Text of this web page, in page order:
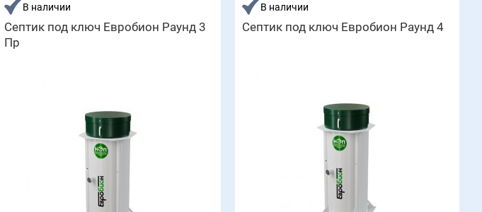
В наличии
Септик под ключ Евробион Раунд 3
Пр
В наличии
Септик под ключ Евробион Раунд 4